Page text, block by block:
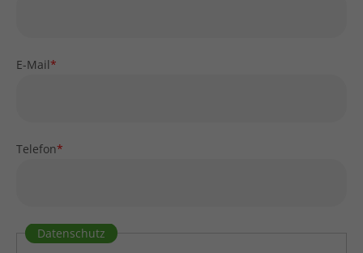
E-Mail*
Telefon*
Datenschutz